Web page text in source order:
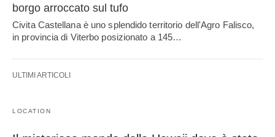
borgo arroccato sul tufo
Civita Castellana è uno splendido territorio dell'Agro Falisco,
in provincia di Viterbo posizionato a 145…
ULTIMI ARTICOLI
LOCATION